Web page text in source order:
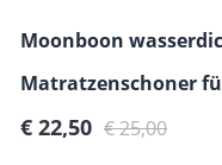
Moonboon
Matratzenschoner
Federwiege/ Wiege
Verkaufspreis:
€ 22,50 Regulärer Preis:
€ 25,00